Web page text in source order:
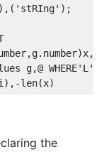
g,@
the